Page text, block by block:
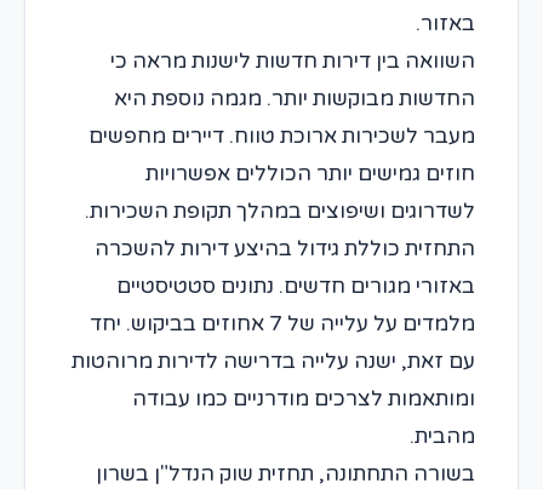
באזור.
השוואה בין דירות חדשות לישנות מראה כי
החדשות מבוקשות יותר. מגמה נוספת היא
מעבר לשכירות ארוכת טווח. דיירים מחפשים
חוזים גמישים יותר הכוללים אפשרויות
לשדרוגים ושיפוצים במהלך תקופת השכירות.
התחזית כוללת גידול בהיצע דירות להשכרה
באזורי מגורים חדשים. נתונים סטטיסטיים
מלמדים על עלייה של 7 אחוזים בביקוש. יחד
עם זאת, ישנה עלייה בדרישה לדירות מרוהטות
ומותאמות לצרכים מודרניים כמו עבודה
מהבית.
בשורה התחתונה, תחזית שוק הנדל"ן בשרון